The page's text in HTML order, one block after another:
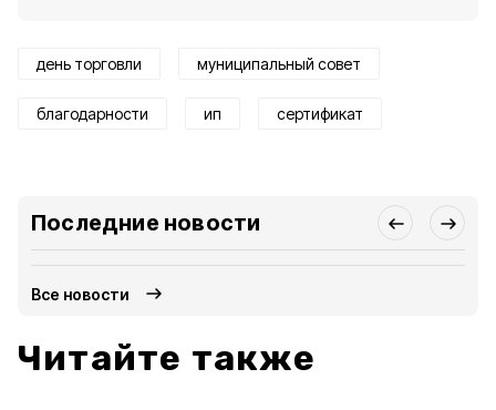
день торговли муниципальный совет
благодарности ип сертификат
Последние новости
Все новости
Читайте также